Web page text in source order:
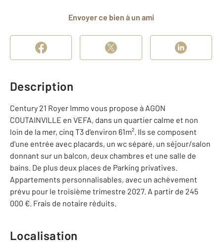
Envoyer ce bien à un ami
Description
Century 21 Royer Immo vous propose à AGON
COUTAINVILLE en VEFA, dans un quartier calme et non
loin de la mer, cinq T3 d'environ 61m². Ils se composent
d'une entrée avec placards, un wc séparé, un séjour/salon
donnant sur un balcon, deux chambres et une salle de
bains. De plus deux places de Parking privatives.
Appartements personnalisables, avec un achèvement
prévu pour le troisième trimestre 2027. A partir de 245
000 €. Frais de notaire réduits.
Localisation